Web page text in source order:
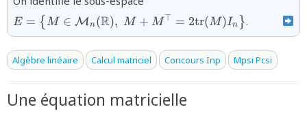
(M) I_n\right\}}
E = { M ∈ Mn(R), M + M⊤ = 2tr(M)In }.
Algèbre linéaire Calcul matriciel Concours Inp Mpsi Pcsi
Une équation matricielle